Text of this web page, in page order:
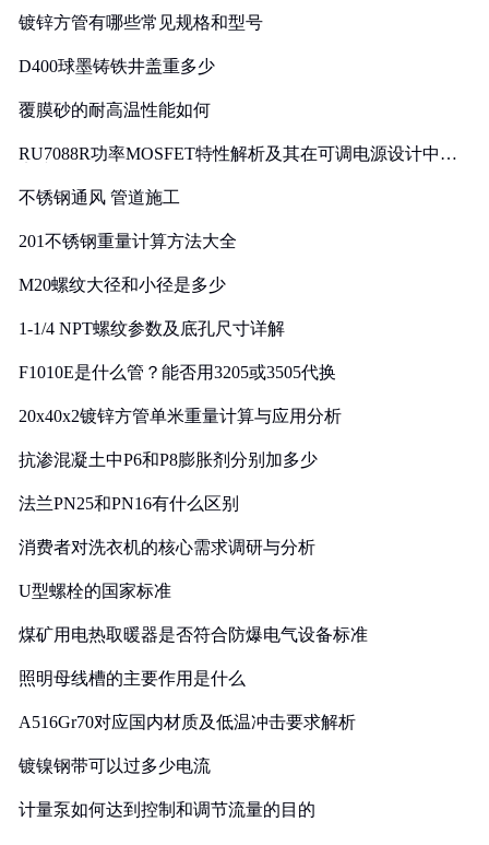
镀锌方管有哪些常见规格和型号
D400球墨铸铁井盖重多少
覆膜砂的耐高温性能如何
RU7088R功率MOSFET特性解析及其在可调电源设计中的
不锈钢通风 管道施工
201不锈钢重量计算方法大全
M20螺纹大径和小径是多少
1-1/4 NPT螺纹参数及底孔尺寸详解
F1010E是什么管？能否用3205或3505代换
20x40x2镀锌方管单米重量计算与应用分析
抗渗混凝土中P6和P8膨胀剂分别加多少
法兰PN25和PN16有什么区别
消费者对洗衣机的核心需求调研与分析
U型螺栓的国家标准
煤矿用电热取暖器是否符合防爆电气设备标准
照明母线槽的主要作用是什么
A516Gr70对应国内材质及低温冲击要求解析
镀镍钢带可以过多少电流
计量泵如何达到控制和调节流量的目的